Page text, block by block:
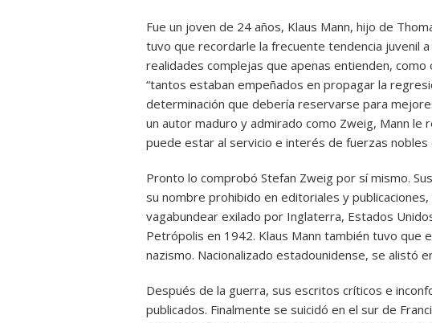
Fue un joven de 24 años, Klaus Mann, hijo de
tuvo que recordarle la frecuente tendencia juvenil
realidades complejas que apenas entienden,
“tantos estaban empeñados en propagar la
determinación que debería reservarse para
un autor maduro y admirado como Zweig, Mann le
puede estar al servicio e interés de fuerzas nobles
Pronto lo comprobó Stefan Zweig por sí mismo.
su nombre prohibido en editoriales y
vagabundear exilado por Inglaterra, Estados
Petrópolis en 1942. Klaus Mann también tuvo que
nazismo. Nacionalizado estadounidense, se alistó
Después de la guerra, sus escritos críticos e
publicados. Finalmente se suicidó en el sur de